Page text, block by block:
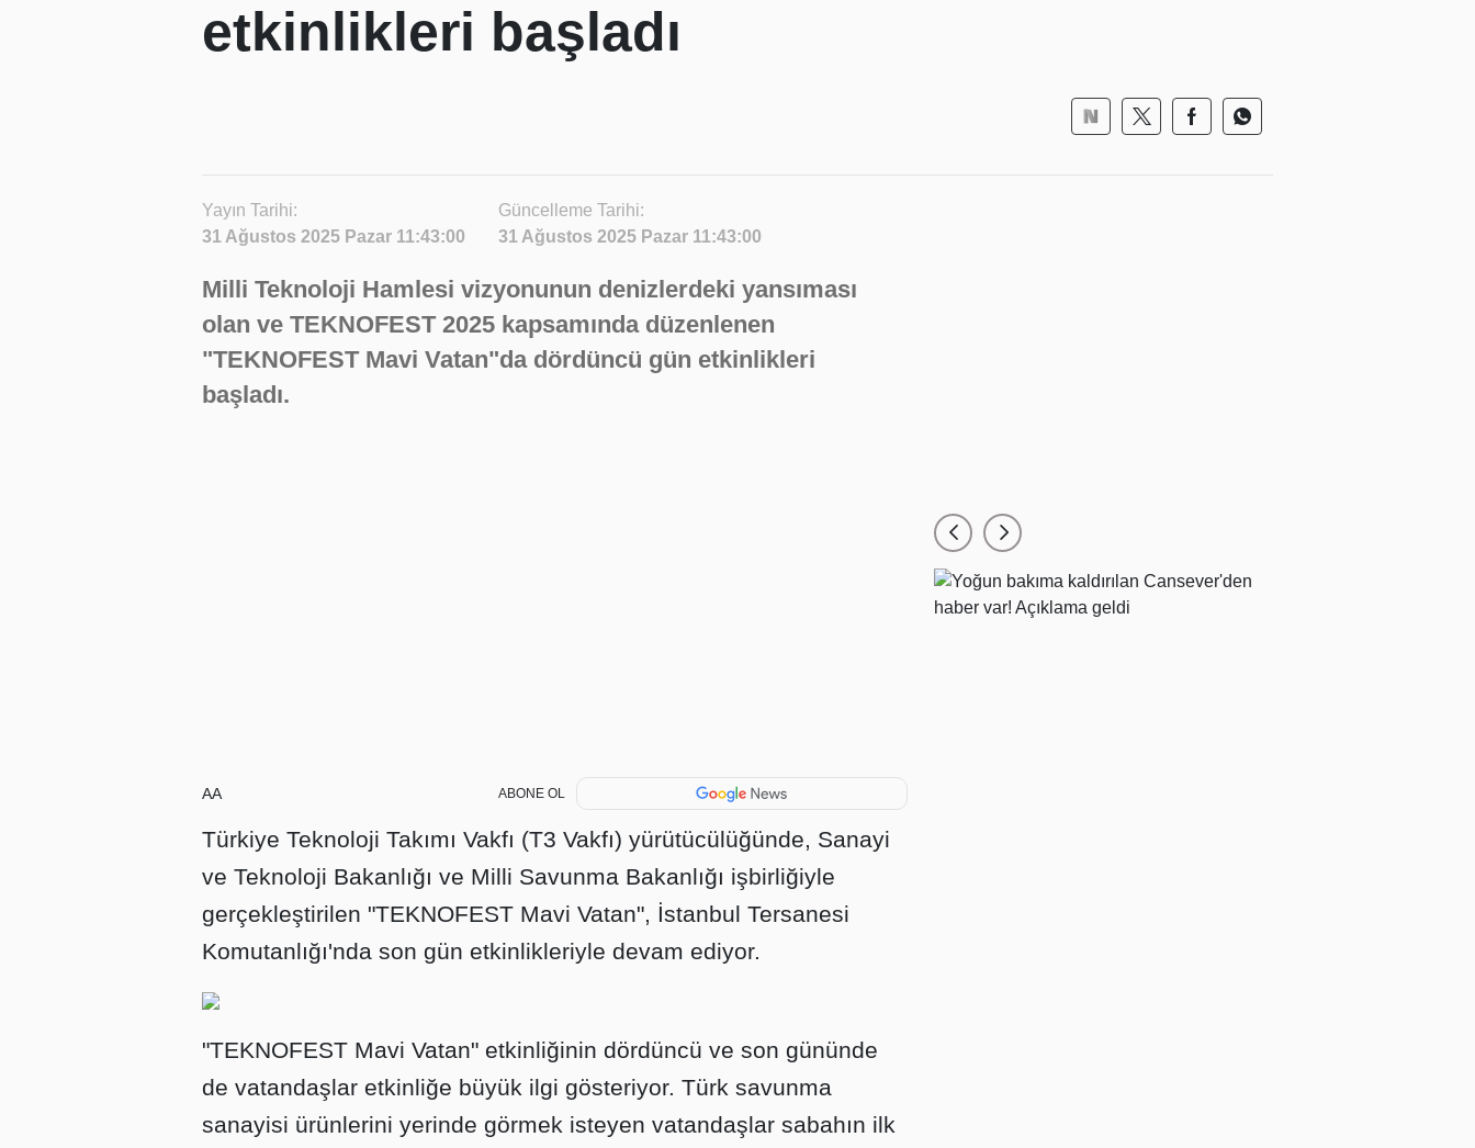
etkinlikleri başladı
Yayın Tarihi:
31 Ağustos 2025 Pazar 11:43:00
Güncelleme Tarihi:
31 Ağustos 2025 Pazar 11:43:00
Milli Teknoloji Hamlesi vizyonunun denizlerdeki yansıması
olan ve TEKNOFEST 2025 kapsamında düzenlenen
"TEKNOFEST Mavi Vatan"da dördüncü gün etkinlikleri
başladı.
AA ABONE OL
Türkiye Teknoloji Takımı Vakfı (T3 Vakfı) yürütücülüğünde, Sanayi
ve Teknoloji Bakanlığı ve Milli Savunma Bakanlığı işbirliğiyle
gerçekleştirilen "TEKNOFEST Mavi Vatan", İstanbul Tersanesi
Komutanlığı'nda son gün etkinlikleriyle devam ediyor.
"TEKNOFEST Mavi Vatan" etkinliğinin dördüncü ve son gününde
de vatandaşlar etkinliğe büyük ilgi gösteriyor. Türk savunma
sanayisi ürünlerini yerinde görmek isteyen vatandaşlar sabahın ilk